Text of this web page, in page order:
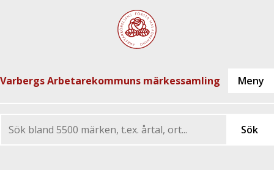
Varbergs Arbetarekommuns märkessamling